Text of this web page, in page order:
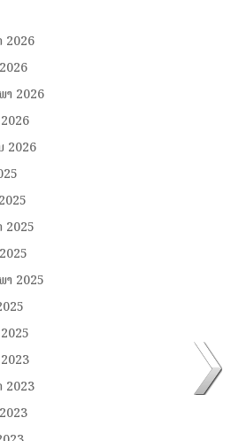
2026
າ 2026
2026
2025
2025
2023